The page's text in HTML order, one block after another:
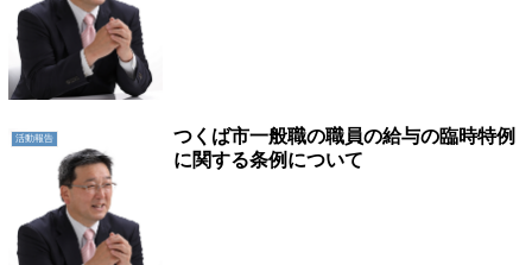
活動報告
つくば市一般職の職員の給与の臨時特例
に関する条例について